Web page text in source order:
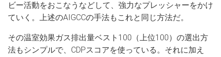
ビー活動をおこなうなどして、強力なプレッシャーをかけ
ていく。上述のAIGCCの手法もこれと同じ方法だ。
その温室効果ガス排出量ベスト100（上位100）の選出方
法もシンプルで、CDPスコアを使っている。それに加え